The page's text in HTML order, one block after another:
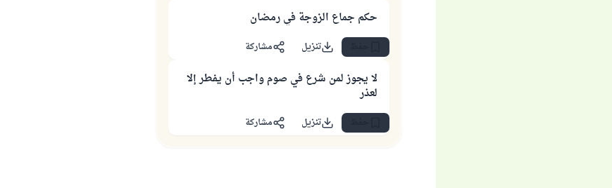
حكم جماع الزوجة في رمضان
تنزيل مشاركة
لا يجوز لمن شرع في صوم واجب أن يفطر إلا
لعذر
تنزيل مشاركة